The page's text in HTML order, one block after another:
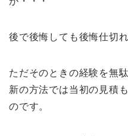
後で後悔しても後悔仕切
ただそのときの経験を無
新の方法では当初の見積
のです。